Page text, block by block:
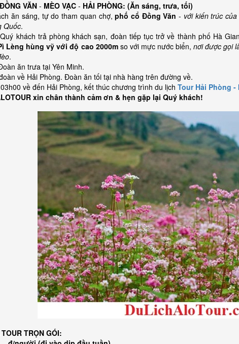
VĂN - MÈO VẠC - HẢI PHÒNG: (Ăn sáng, trưa, tối)
ăn sáng, tự do tham quan chợ,phố cổ Đồng Văn - với kiến trúc
Quốc.
Quý khách trả phòng khách sạn, đoàn tiếp tục trở về thành phố Hà
Lèng hùng vỹ với độ cao 2000mso với mực nước biển,nơi được gọi
.
ăn trưa tại Yên Minh.
về Hải Phòng. Đoàn ăn tối tại nhà hàng trên đường về.
về đến Hải Phòng, kết thúc chương trình du lịch Tour Hải Phòng
xin chân thành cảm ơn & hẹn gặp lại Quý khách!
TRỌN GÓI: